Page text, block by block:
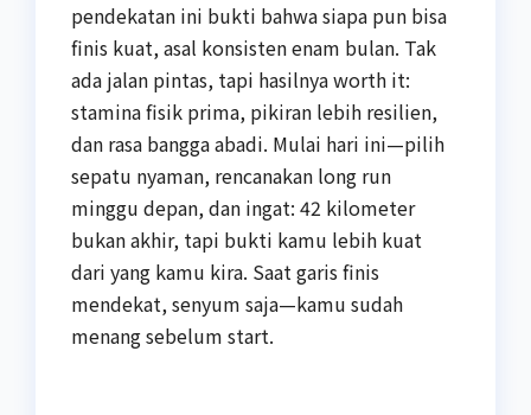
pendekatan ini bukti bahwa siapa pun bisa
finis kuat, asal konsisten enam bulan. Tak
ada jalan pintas, tapi hasilnya worth it:
stamina fisik prima, pikiran lebih resilien,
dan rasa bangga abadi. Mulai hari ini—pilih
sepatu nyaman, rencanakan long run
minggu depan, dan ingat: 42 kilometer
bukan akhir, tapi bukti kamu lebih kuat
dari yang kamu kira. Saat garis finis
mendekat, senyum saja—kamu sudah
menang sebelum start.